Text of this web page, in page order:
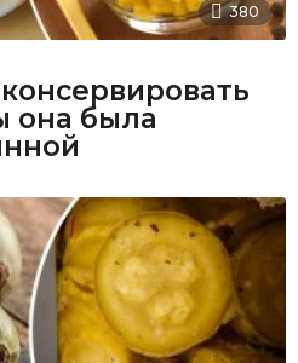
380
она была